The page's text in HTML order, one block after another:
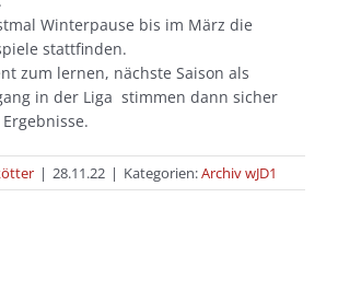
Winterpause bis im März die
stattfinden.
zum lernen, nächste Saison als
in der Liga stimmen dann sicher
| 28.11.22 | Kategorien:Archiv wJD1